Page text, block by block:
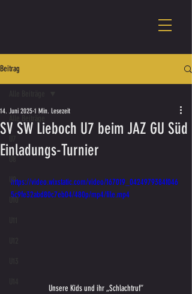
Beitrag
U9
U10
SV SW Lieboch U7 beim JAZ GU Süd
Einladungs-Turnier
14. Juni 2025 1 Min. Lesezeit
https://video.wixstatic.com/video/167019_0424979384f046
5c9fe32abd80c7eb04/480p/mp4/file.mp4
Unsere Kids und ihr „Schlachtruf“